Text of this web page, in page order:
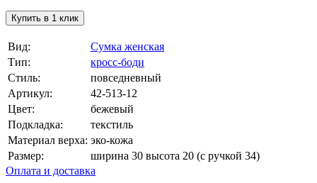
Купить в 1 клик
Вид:
Сумка женская
Тип:
кросс-боди
Стиль:
повседневный
Артикул:
42-513-12
Цвет:
бежевый
Подкладка:
текстиль
Материал верха: эко-кожа
Размер:
ширина 30 высота 20 (с ручкой 34)
Оплата и доставка